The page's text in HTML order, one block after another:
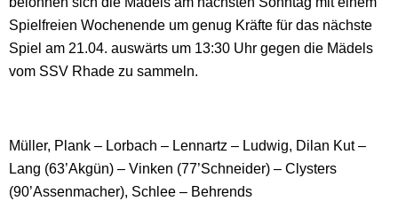
Spielfreien Wochenende um genug Kräfte für das nächste
Spiel am 21.04. auswärts um 13:30 Uhr gegen die Mädels
vom SSV Rhade zu sammeln.
Müller, Plank – Lorbach – Lennartz – Ludwig, Dilan Kut –
Lang (63’Akgün) – Vinken (77’Schneider) – Clysters
(90’Assenmacher), Schlee – Behrends